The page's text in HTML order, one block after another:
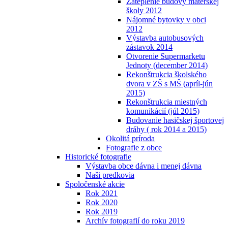
školy 2012
Nájomné bytovky v obci
2012
Výstavba autobusových
zástavok 2014
Otvorenie Supermarketu
Jednoty (december 2014)
Rekonštrukcia školského
dvora v ZŠ s MŠ (apríl-jún
2015)
Rekonštrukcia miestných
komunikácií (júl 2015)
Budovanie hasičskej športovej
dráhy ( rok 2014 a 2015)
Okolitá príroda
Fotografie z obce
Historické fotografie
Výstavba obce dávna i menej dávna
Naši predkovia
Spoločenské akcie
Rok 2021
Rok 2020
Rok 2019
Archív fotografií do roku 2019